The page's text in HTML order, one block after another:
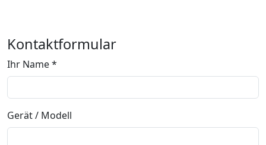
Kontaktformular
Ihr Name *
Gerät / Modell